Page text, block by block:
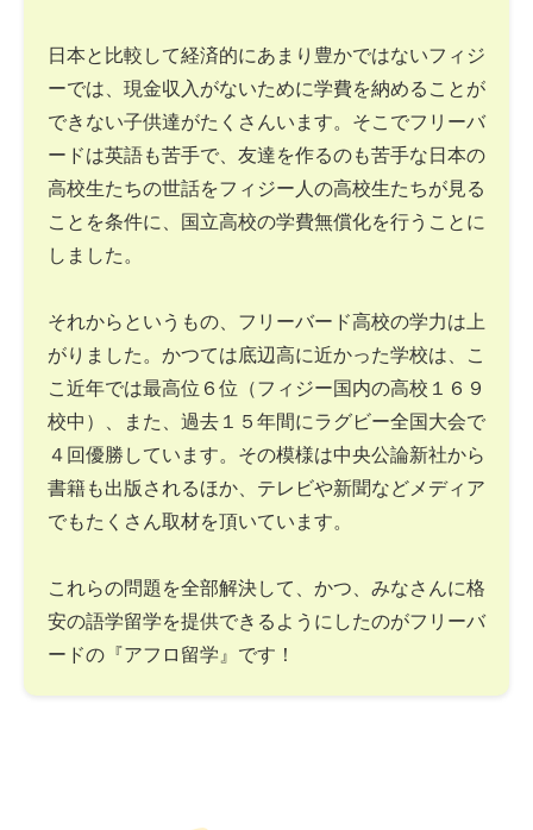
日本と比較して経済的にあまり豊かではないフィジ
ーでは、現金収入がないために学費を納めることが
できない子供達がたくさんいます。そこでフリーバ
ードは英語も苦手で、友達を作るのも苦手な日本の
高校生たちの世話をフィジー人の高校生たちが見る
ことを条件に、国立高校の学費無償化を行うことに
しました。
それからというもの、フリーバード高校の学力は上
がりました。かつては底辺高に近かった学校は、こ
こ近年では最高位６位（フィジー国内の高校１６９
校中）、また、過去１５年間にラグビー全国大会で
４回優勝しています。その模様は中央公論新社から
書籍も出版されるほか、テレビや新聞などメディア
でもたくさん取材を頂いています。
これらの問題を全部解決して、かつ、みなさんに格
安の語学留学を提供できるようにしたのがフリーバ
ードの『アフロ留学』です！